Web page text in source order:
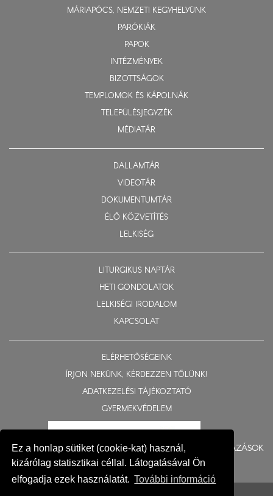
Ez a honlap sütiket (cookie-kat) használ,
kizárólag statisztikai céllal. Látogatásával Ön
elfogadja ezek használatát. További információ
MÁRIAPÓCS, NEMZETI KEGYHELYÜNK
PARÓKIÁK
PAPOK
INTÉZMÉNYEK
BIZOTTSÁGOK
TEMPLOMOK ÉS KÁPOLNÁK
TELEPÜLÉSJEGYZÉK
MÉDIATÁR
DALLAMTÁR
VIDEOTÁR
DOKUMENTUMTÁR
ÉLŐ KÖZVETÍTÉS
LELKISÉG
LITURGIKUS NAPTÁR
HETI GONDOLATOK
LELKISÉGI IRODALOM
KAPCSOLAT
ELÉRHETŐSÉGEINK
ÍRJON NEKÜNK, KÉRDEZZEN TŐLÜNK!
ADATKEZELÉSI TÁJÉKOZTATÓ
GYERMEKVÉDELEM
BERUHÁZÁSOK